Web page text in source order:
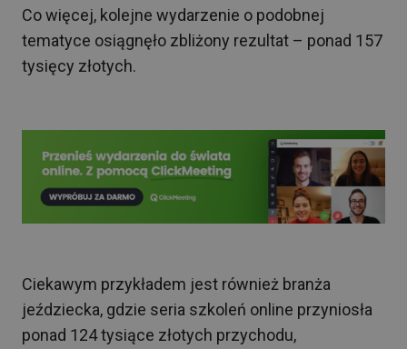
Co więcej, kolejne wydarzenie o podobnej
tematyce osiągnęło zbliżony rezultat – ponad 157
tysięcy złotych.
Ciekawym przykładem jest również branża
jeździecka, gdzie seria szkoleń online przyniosła
ponad 124 tysiące złotych przychodu,